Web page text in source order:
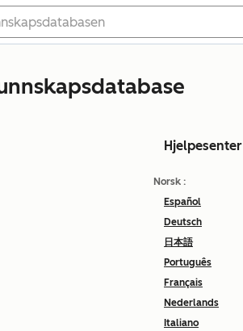
Hjelpesenter
Norsk :
Español
Deutsch
日本語
Português
Français
Nederlands
Italiano